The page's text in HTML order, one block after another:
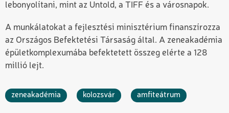
lebonyolítani, mint az Untold, a TIFF és a városnapok.
A munkálatokat a fejlesztési minisztérium finanszírozza
az Országos Befektetési Társaság által. A zeneakadémia
épületkomplexumába befektetett összeg elérte a 128
millió lejt.
zeneakadémia kolozsvár amfiteátrum